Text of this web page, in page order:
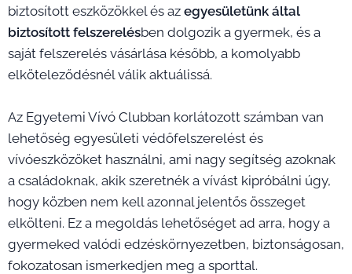
biztosított eszközökkel és az egyesületünk által
biztosított felszerelésben dolgozik a gyermek, és a
saját felszerelés vásárlása később, a komolyabb
elköteleződésnél válik aktuálissá.
Az Egyetemi Vívó Clubban korlátozott számban van
lehetőség egyesületi védőfelszerelést és
vívóeszközöket használni, ami nagy segítség azoknak
a családoknak, akik szeretnék a vívást kipróbálni úgy,
hogy közben nem kell azonnal jelentős összeget
elkölteni. Ez a megoldás lehetőséget ad arra, hogy a
gyermeked valódi edzéskörnyezetben, biztonságosan,
fokozatosan ismerkedjen meg a sporttal.